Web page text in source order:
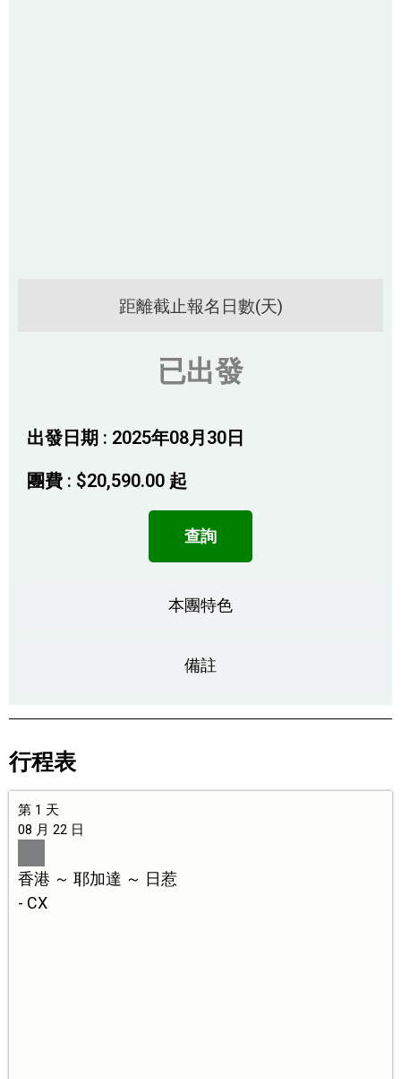
距離截止報名日數(天)
已出發
出發日期 : 2025年08月30日
團費 : $20,590.00 起
查詢
本團特色
備註
行程表
第 1 天
08 月 22 日
香港 ～ 耶加達 ～ 日惹
- CX